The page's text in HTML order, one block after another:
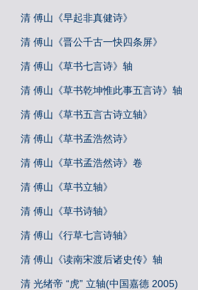
清 傅山《早起非真健诗》
清 傅山《晋公千古一快四条屏》
清 傅山《草书七言诗》轴
清 傅山《草书乾坤惟此事五言诗》轴
清 傅山《草书五言古诗立轴》
清 傅山《草书孟浩然诗》
清 傅山《草书孟浩然诗》卷
清 傅山《草书立轴》
清 傅山《草书诗轴》
清 傅山《行草七言诗轴》
清 傅山《读南宋渡后诸史传》轴
清 光绪帝 “虎” 立轴(中国嘉德 2005)